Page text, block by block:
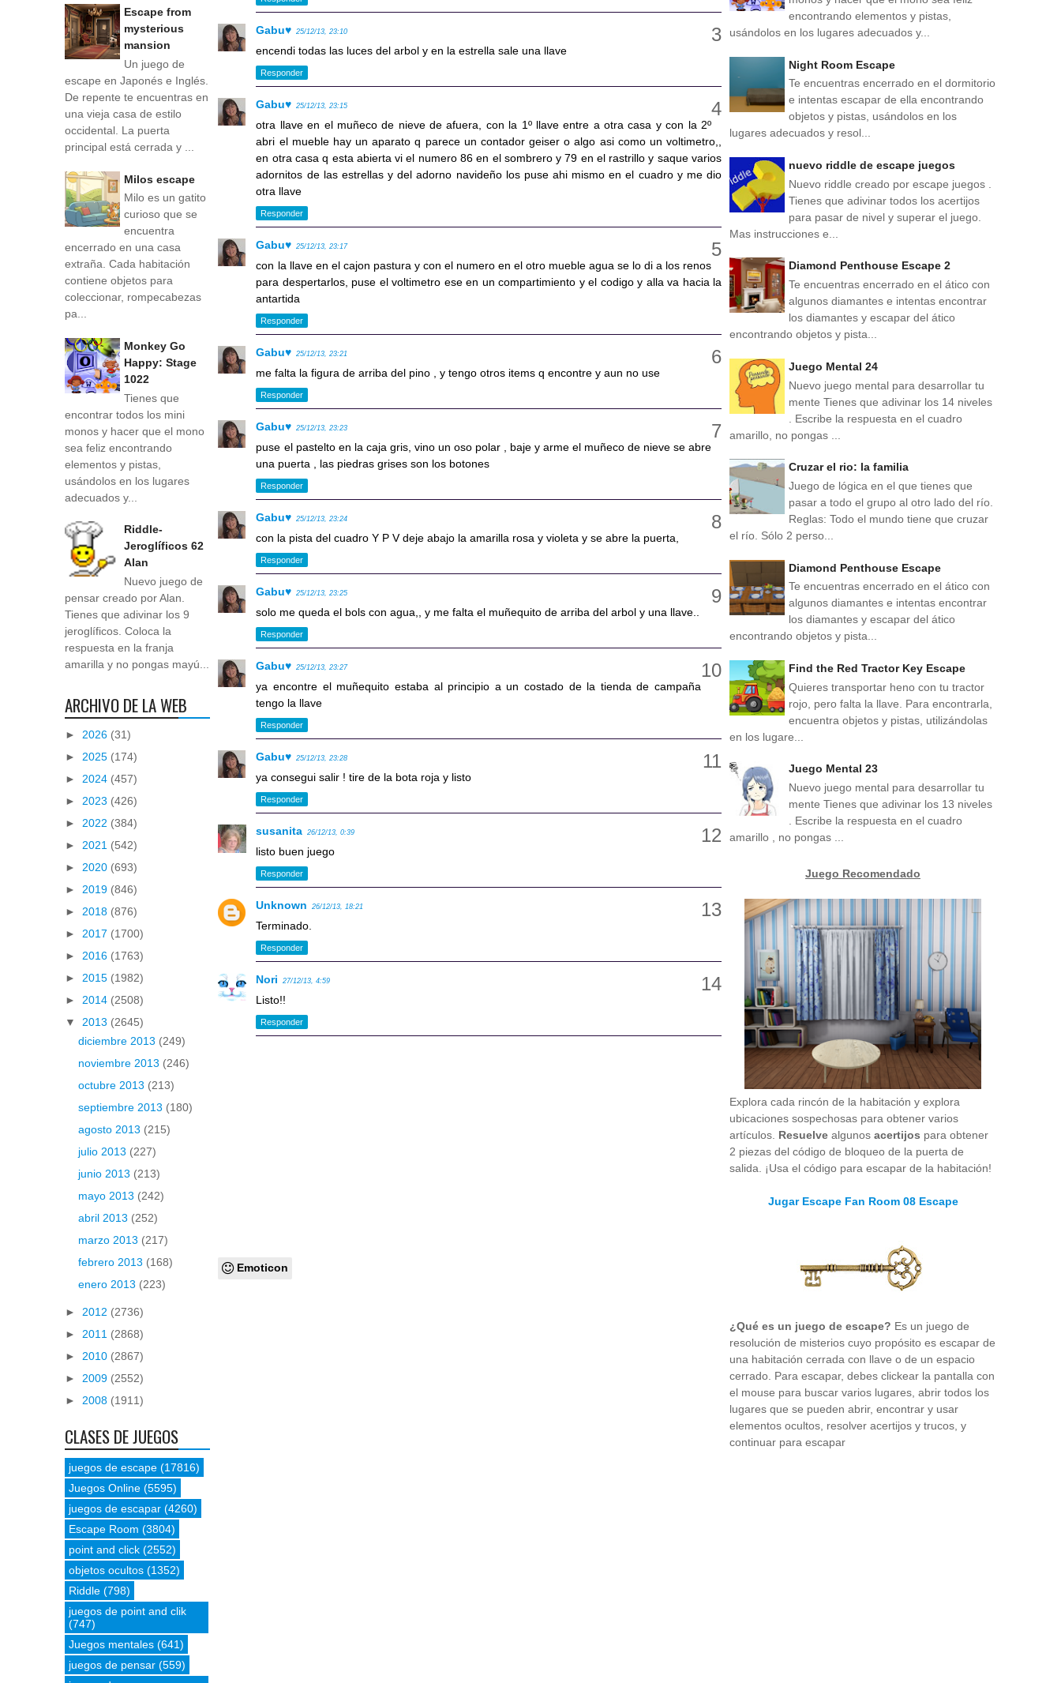
Gabu♥ 25/12/13, 23:10
encendi todas las luces del arbol y en la estrella sale una llave
Responder
Gabu♥ 25/12/13, 23:15
otra llave en el muñeco de nieve de afuera, con la 1º llave entre a otra casa y con la 2º
abri el mueble hay un aparato q parece un contador geiser o algo asi como un voltimetro,,
en otra casa q esta abierta vi el numero 86 en el sombrero y 79 en el rastrillo y saque varios
adornitos de las estrellas y del adorno navideño los puse ahi mismo en el cuadro y me dio
otra llave
Responder
Gabu♥ 25/12/13, 23:17
con la llave en el cajon pastura y con el numero en el otro mueble agua se lo di a los renos
para despertarlos, puse el voltimetro ese en un compartimiento y el codigo y alla va hacia la
antartida
Responder
Gabu♥ 25/12/13, 23:21
me falta la figura de arriba del pino , y tengo otros items q encontre y aun no use
Responder
Gabu♥ 25/12/13, 23:23
puse el pastelto en la caja gris, vino un oso polar , baje y arme el muñeco de nieve se abre
una puerta , las piedras grises son los botones
Responder
Gabu♥ 25/12/13, 23:24
con la pista del cuadro Y P V deje abajo la amarilla rosa y violeta y se abre la puerta,
Responder
Gabu♥ 25/12/13, 23:25
solo me queda el bols con agua,, y me falta el muñequito de arriba del arbol y una llave..
Responder
Gabu♥ 25/12/13, 23:27
ya encontre el muñequito estaba al principio a un costado de la tienda de campaña
tengo la llave
Responder
Gabu♥ 25/12/13, 23:28
ya consegui salir ! tire de la bota roja y listo
Responder
susanita 26/12/13, 0:39
listo buen juego
Responder
Unknown 26/12/13, 18:21
Terminado.
Responder
Nori 27/12/13, 4:59
Listo!!
Responder
Emoticon
Escape from
mysterious
mansion
Un juego de
escape en Japonés e Inglés.
De repente te encuentras en
una vieja casa de estilo
occidental. La puerta
principal está cerrada y ...
Milos escape
Milo es un gatito
curioso que se
encuentra
encerrado en una casa
extraña. Cada habitación
contiene objetos para
coleccionar, rompecabezas
pa...
Monkey Go
Happy: Stage
1022
Tienes que
encontrar todos los mini
monos y hacer que el mono
sea feliz encontrando
elementos y pistas,
usándolos en los lugares
adecuados y...
Riddle-
Jeroglíficos 62
Alan
Nuevo juego de
pensar creado por Alan.
Tienes que adivinar los 9
jeroglíficos. Coloca la
respuesta en la franja
amarilla y no pongas mayú...
ARCHIVO DE LA WEB
► 2026 (31)
► 2025 (174)
► 2024 (457)
► 2023 (426)
► 2022 (384)
► 2021 (542)
► 2020 (693)
► 2019 (846)
► 2018 (876)
► 2017 (1700)
► 2016 (1763)
► 2015 (1982)
► 2014 (2508)
▼ 2013 (2645)
diciembre 2013 (249)
noviembre 2013 (246)
octubre 2013 (213)
septiembre 2013 (180)
agosto 2013 (215)
julio 2013 (227)
junio 2013 (213)
mayo 2013 (242)
abril 2013 (252)
marzo 2013 (217)
febrero 2013 (168)
enero 2013 (223)
► 2012 (2736)
► 2011 (2868)
► 2010 (2867)
► 2009 (2552)
► 2008 (1911)
CLASES DE JUEGOS
juegos de escape (17816)
Juegos Online (5595)
juegos de escapar (4260)
Escape Room (3804)
point and click (2552)
objetos ocultos (1352)
Riddle (798)
juegos de point and clik
(747)
Juegos mentales (641)
juegos de pensar (559)
encontrando elementos y pistas,
usándolos en los lugares adecuados y...
Night Room Escape
Te encuentras encerrado en el dormitorio
e intentas escapar de ella encontrando
objetos y pistas, usándolos en los
lugares adecuados y resol...
nuevo riddle de escape juegos
Nuevo riddle creado por escape juegos .
Tienes que adivinar todos los acertijos
para pasar de nivel y superar el juego.
Mas instrucciones e...
Diamond Penthouse Escape 2
Te encuentras encerrado en el ático con
algunos diamantes e intentas encontrar
los diamantes y escapar del ático
encontrando objetos y pista...
Juego Mental 24
Nuevo juego mental para desarrollar tu
mente Tienes que adivinar los 14 niveles
. Escribe la respuesta en el cuadro
amarillo, no pongas ...
Cruzar el rio: la familia
Juego de lógica en el que tienes que
pasar a todo el grupo al otro lado del río.
Reglas: Todo el mundo tiene que cruzar
el río. Sólo 2 perso...
Diamond Penthouse Escape
Te encuentras encerrado en el ático con
algunos diamantes e intentas encontrar
los diamantes y escapar del ático
encontrando objetos y pista...
Find the Red Tractor Key Escape
Quieres transportar heno con tu tractor
rojo, pero falta la llave. Para encontrarla,
encuentra objetos y pistas, utilizándolas
en los lugare...
Juego Mental 23
Nuevo juego mental para desarrollar tu
mente Tienes que adivinar los 13 niveles
. Escribe la respuesta en el cuadro
amarillo , no pongas ...
Juego Recomendado
Explora cada rincón de la habitación y explora
ubicaciones sospechosas para obtener varios
artículos. Resuelve algunos acertijos para obtener
2 piezas del código de bloqueo de la puerta de
salida. ¡Usa el código para escapar de la habitación!
Jugar Escape Fan Room 08 Escape
¿Qué es un juego de escape? Es un juego de
resolución de misterios cuyo propósito es escapar de
una habitación cerrada con llave o de un espacio
cerrado. Para escapar, debes clickear la pantalla con
el mouse para buscar varios lugares, abrir todos los
lugares que se pueden abrir, encontrar y usar
elementos ocultos, resolver acertijos y trucos, y
continuar para escapar